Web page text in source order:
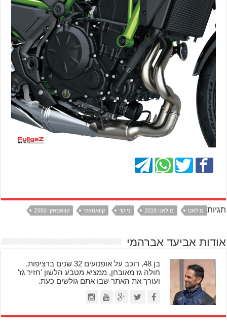
תגיות מילאנו מילאנו 2019 נייקד קוואסאקי קוואסאקי Z650
אודות אביעד אברהמי
בן 48, רוכב על אופנועים 32 שנים ברציפות,
חולה גז מאובחן, ממציא מטבע הלשון 'חזיר גז'
ועורך את האתר שבו אתם גולשים כעת.